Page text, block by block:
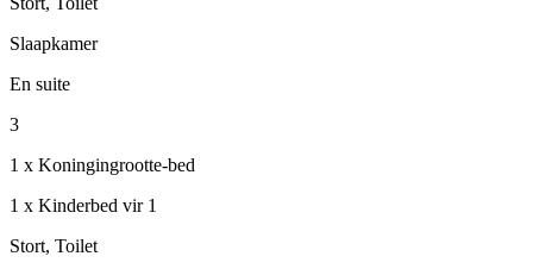
Slaapkamer
En suite
3
1 x Koningingrootte-bed
1 x Kinderbed vir 1
Stort, Toilet